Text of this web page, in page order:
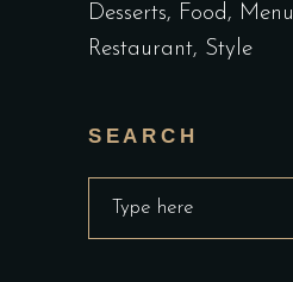
Desserts
Food Menu
Restaurant Style
SEARCH